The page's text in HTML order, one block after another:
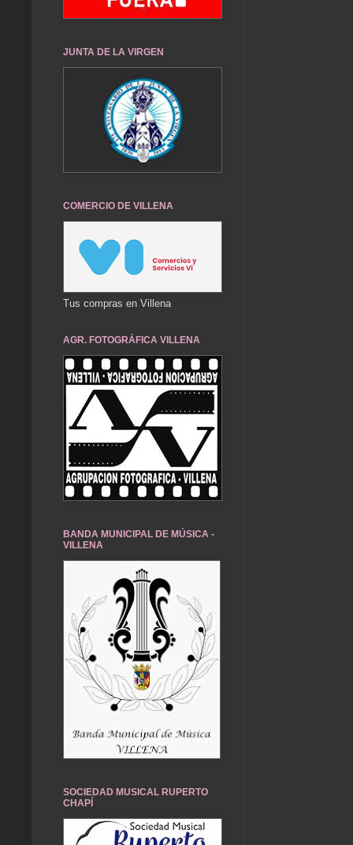
JUNTA DE LA VIRGEN
COMERCIO DE VILLENA
Tus compras en Villena
AGR. FOTOGRÁFICA VILLENA
BANDA MUNICIPAL DE MÚSICA -
VILLENA
SOCIEDAD MUSICAL RUPERTO
CHAPÍ